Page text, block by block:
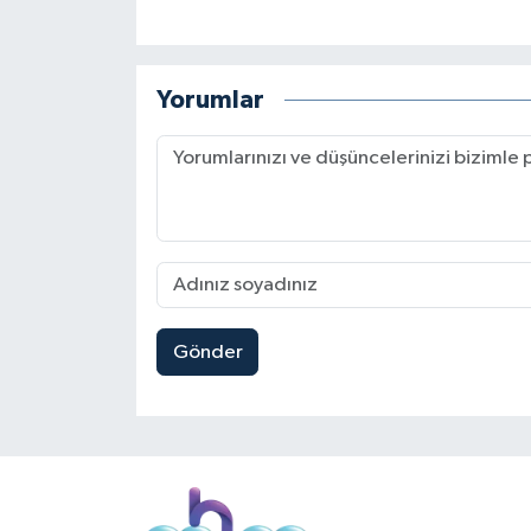
Yorumlar
Gönder